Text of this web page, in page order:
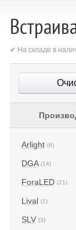
✔ На складе в
Arlight (6)
DGA (14)
ForaLED (21)
Lival (1)
SLV (3)